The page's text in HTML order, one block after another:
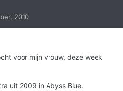
2010
voor mijn vrouw, deze week
uit 2009 in Abyss Blue.